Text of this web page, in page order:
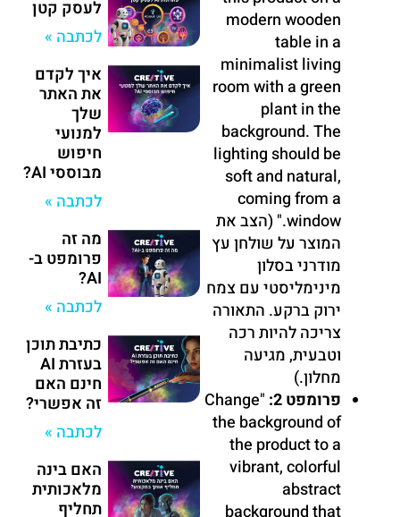
modern wooden
table in a
minimalist living
room with a green
plant in the
background. The
lighting should be
soft and natural,
coming from a
window." (הצב את
המוצר על שולחן עץ
מודרני בסלון
מינימליסטי עם צמח
ירוק ברקע. התאורה
צריכה להיות רכה
וטבעית, מגיעה
מחלון.)
פרומפט 2:
"Change
the background of
the product to a
vibrant, colorful
abstract
לעסק קטן
לכתבה »
איך לקדם
את האתר
שלך
למנועי
חיפוש
מבוססי AI?
לכתבה »
מה זה
פרומפט ב-
AI?
לכתבה »
כתיבת תוכן
בעזרת AI
חינם האם
זה אפשרי?
לכתבה »
האם בינה
מלאכותית
תחליף